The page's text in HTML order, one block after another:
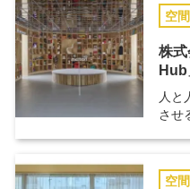
空
株
Hub
人と
させ
空